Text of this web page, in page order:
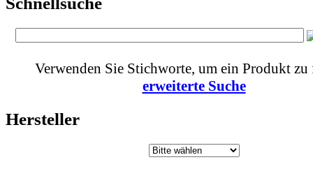
Verwenden Sie Stichworte, um ein Produkt zu
erweiterte Suche
Hersteller